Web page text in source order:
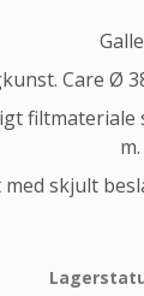
Care Ø
filtmateriale
skjult